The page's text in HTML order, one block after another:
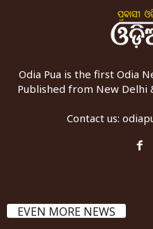
Odia Pua is the first Odia
Published from New Delhi
Contact us:
EVEN MORE NEWS